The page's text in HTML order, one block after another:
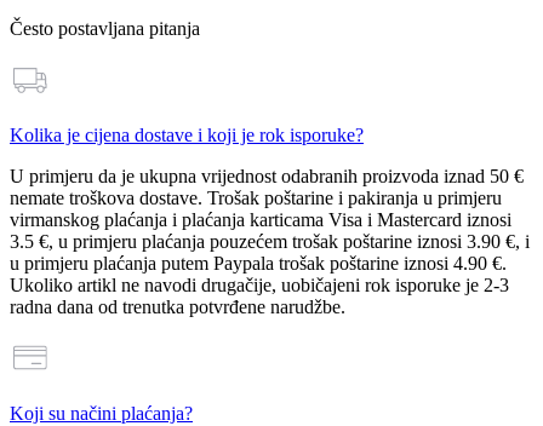
Često postavljana pitanja
Kolika je cijena dostave i koji je rok isporuke?
U primjeru da je ukupna vrijednost odabranih proizvoda iznad 50 €
nemate troškova dostave. Trošak poštarine i pakiranja u primjeru
virmanskog plaćanja i plaćanja karticama Visa i Mastercard iznosi
3.5 €, u primjeru plaćanja pouzećem trošak poštarine iznosi 3.90 €, i
u primjeru plaćanja putem Paypala trošak poštarine iznosi 4.90 €.
Ukoliko artikl ne navodi drugačije, uobičajeni rok isporuke je 2-3
radna dana od trenutka potvrđene narudžbe.
Koji su načini plaćanja?